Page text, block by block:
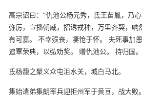
高宗诏曰："仇池公杨元秀，氐王苗胤，乃
弥厉，宣播朝威，招诱戎种，万里齐契，响
有可嘉。 不幸殒丧，凄怆于怀。 夫死事加
追覃荣典，以弘劝奖。 赠仇池公。 持归国
氐杨馥之聚义众屯沮水关，城白马北。
集始遣弟集朗率兵迎拒州军于黄亘，战大败。